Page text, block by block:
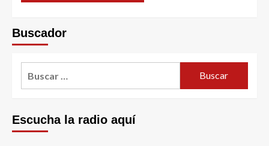
Buscador
Escucha la radio aquí